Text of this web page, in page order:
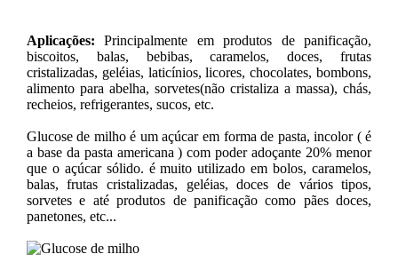
Aplicações: Principalmente em produtos de panificação,
biscoitos, balas, bebibas, caramelos, doces, frutas
cristalizadas, geléias, laticínios, licores, chocolates, bombons,
alimento para abelha, sorvetes(não cristaliza a massa), chás,
recheios, refrigerantes, sucos, etc.
Glucose de milho é um açúcar em forma de pasta, incolor ( é
a base da pasta americana ) com poder adoçante 20% menor
que o açúcar sólido. é muito utilizado em bolos, caramelos,
balas, frutas cristalizadas, geléias, doces de vários tipos,
sorvetes e até produtos de panificação como pães doces,
panetones, etc...